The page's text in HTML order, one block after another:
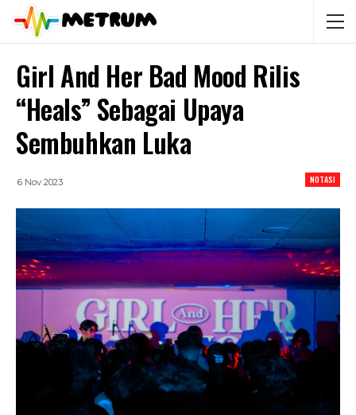
Girl And Her Bad Mood Rilis
“Heals” Sebagai Upaya
Sembuhkan Luka
NOTASI
6 Nov 2023